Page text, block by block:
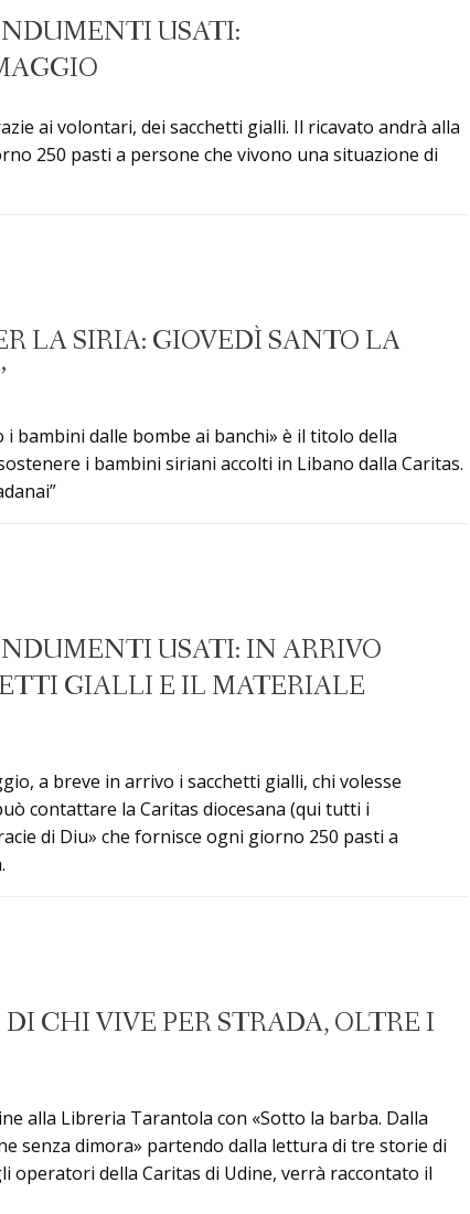
USATI:
ai volontari, dei sacchetti gialli. Il ricavato andrà alla
250 pasti a persone che vivono una situazione di
LA SIRIA: GIOVEDÌ SANTO LA
bambini dalle bombe ai banchi» è il titolo della
i bambini siriani accolti in Libano dalla Caritas.
USATI: IN ARRIVO
GIALLI E IL MATERIALE
a breve in arrivo i sacchetti gialli, chi volesse
contattare la Caritas diocesana (qui tutti i
di Diu» che fornisce ogni giorno 250 pasti a
DI CHI VIVE PER STRADA, OLTRE I
alla Libreria Tarantola con «Sotto la barba. Dalla
senza dimora» partendo dalla lettura di tre storie di
operatori della Caritas di Udine, verrà raccontato il